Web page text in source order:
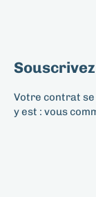
Souscrivez
Votre contrat se
y est : vous